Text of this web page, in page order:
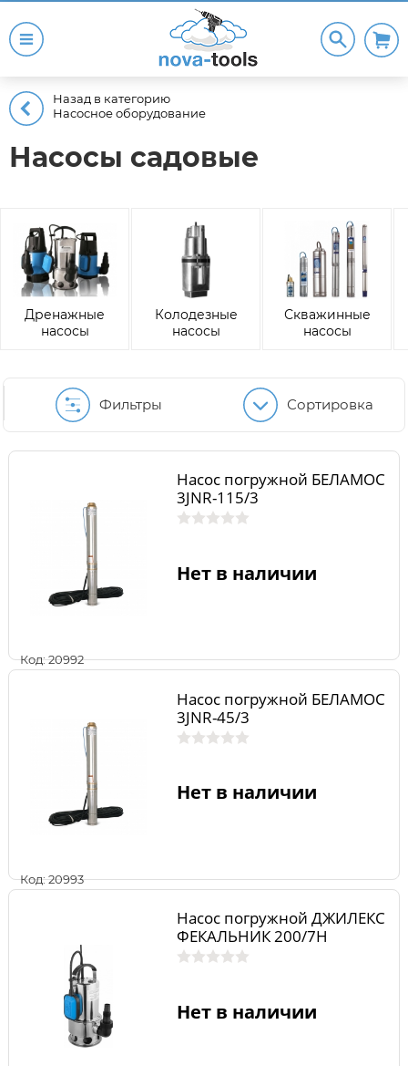
Назад в категорию
Насосное оборудование
Насосы садовые
Дренажные
насосы
Колодезные
насосы
Скважинные
насосы
Фильтры Сортировка
Код: 20992
Насос погружной БЕЛАМОС
3JNR-115/3
Нет в наличии
Код: 20993
Насос погружной БЕЛАМОС
3JNR-45/3
Нет в наличии
Насос погружной ДЖИЛЕКС
ФЕКАЛЬНИК 200/7Н
Нет в наличии